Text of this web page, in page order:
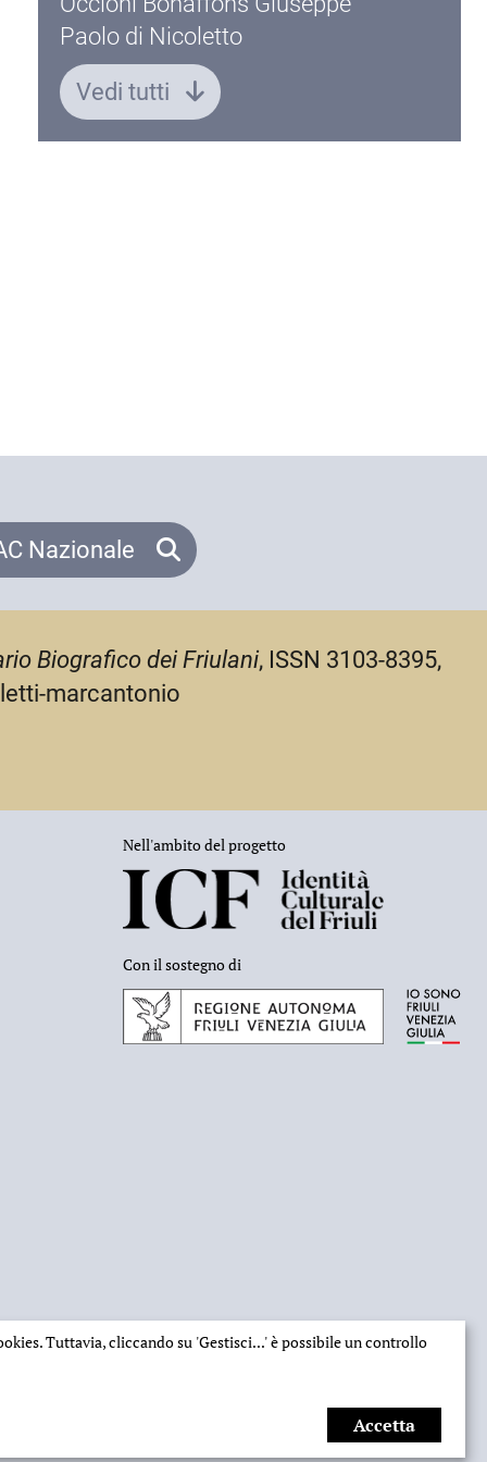
Paolo di Nicoletto
Vedi tutti
Nazionale
Biografico dei Friulani, ISSN 3103-8395,
marcantonio
Nell'ambito del progetto
Con il sostegno di
- Powered bySICAPWeb
Tuttavia, cliccando su 'Gestisci...'è possibile un controllo
Accetta